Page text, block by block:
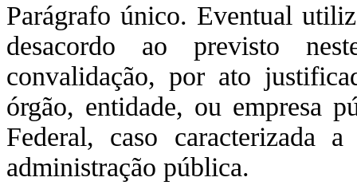
Parágrafo único. Eventual
desacordo ao previsto
convalidação, por ato
órgão, entidade, ou empresa
Federal, caso caracterizada
administração pública.